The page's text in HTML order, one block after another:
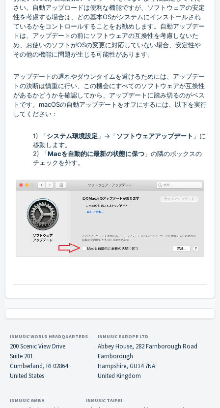
さい。自動アップロードは便利な機能ですが、ソフトウェアの安定
性を考慮する場合は、どの基本OSがシステムにインストールされ
ているかをコントロールすることをお勧めします。自動アップデー
トは、アップデートの前にソフトウェアの互換性を考慮しないた
め、お使いのソフトがOSの変更に対応していない場合、安定性や
その他の機能に問題が生じる可能性があります。
アップデートの遅れやダウンタイムを避けるためには、アップデー
トの決断は慎重に行い、この機会にすべてのソフトウェアが互換性
があるかどうかを確認してから、アップデートに踏み切るのがベス
トです。macOSの自動アップデートをオフにするには、以下を実行
してください：
1) 「システム環境設定 」→「ソフトウェアアップデート 」に
移動します。
2)
「Macを自動的に最新の状態に保つ 」の隣のボックスの
チェックを外す。
INMUSIC WORLD HEADQUARTERS
200 Scenic View Drive
Suite 201
Cumberland, RI 02864
United States
INMUSIC EUROPE LTD
Abbey House, 282 Farnborough Road
Farnborough
Hampshire, GU14 7NA
United Kingdom
INMUSIC GMBH INMUSIC TAIPEI